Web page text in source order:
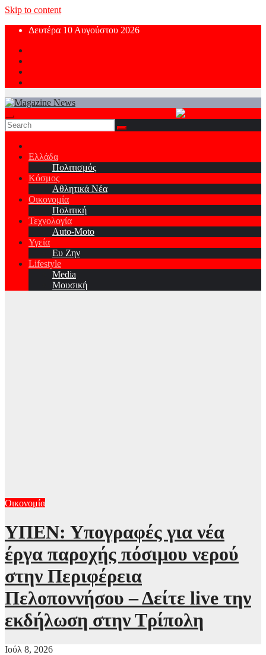
Skip to content
Δευτέρα 10 Αυγούστου 2026
Ελλάδα
Πολιτισμός
Κόσμος
Αθλητικά Νέα
Οικονομία
Πολιτική
Τεχνολογία
Auto-Moto
Υγεία
Ευ Ζην
Lifestyle
Media
Μουσική
Οικονομία
YΠΕΝ: Υπογραφές για νέα
έργα παροχής πόσιμου νερού
στην Περιφέρεια
Πελοποννήσου – Δείτε live την
εκδήλωση στην Τρίπολη
Ιούλ 8, 2026